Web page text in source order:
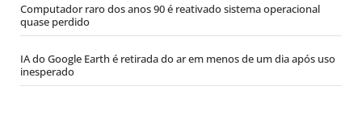
Computador raro dos anos 90 é reativado sistema operacional
quase perdido
IA do Google Earth é retirada do ar em menos de um dia após uso
inesperado